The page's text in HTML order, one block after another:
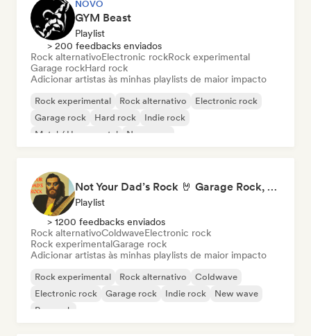
NOVO
GYM Beast
Playlist
> 200 feedbacks enviados
Rock alternativoElectronic rockRock experimental
Garage rockHard rock
Adicionar artistas às minhas playlists de maior impacto
Rock experimental Rock alternativo
Electronic rock
Garage rock
Hard rock
Indie rock
Metal / Heavy metal
New wave
Not Your Dad’s Rock 🤘 Garage Rock, Alt-Rock & Indie Anthems
Playlist
> 1200 feedbacks enviados
Rock alternativoColdwaveElectronic rock
Rock experimentalGarage rock
Adicionar artistas às minhas playlists de maior impacto
Rock experimental Rock alternativo
Coldwave
Electronic rock
Garage rock Indie rock
New wave
Pop rock